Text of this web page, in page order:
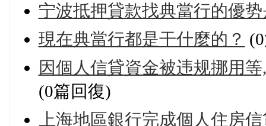
宁波抵押貸款找典當行的優势
現在典當行都是干什麼的？
因個人信貸資金被违规挪用
(0篇回復)
上海地區銀行完成個人住房